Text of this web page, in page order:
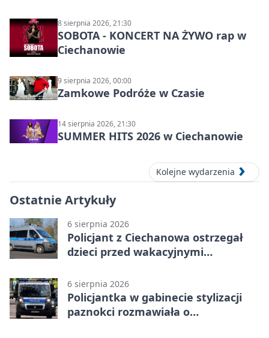
8 sierpnia 2026, 21:30
SOBOTA - KONCERT NA ŻYWO rap w
Ciechanowie
9 sierpnia 2026, 00:00
Zamkowe Podróże w Czasie
14 sierpnia 2026, 21:30
SUMMER HITS 2026 w Ciechanowie
Kolejne wydarzenia
Ostatnie Artykuły
6 sierpnia 2026
Policjant z Ciechanowa ostrzegał
dzieci przed wakacyjnymi
6 sierpnia 2026
Policjantka w gabinecie stylizacji
paznokci rozmawiała o